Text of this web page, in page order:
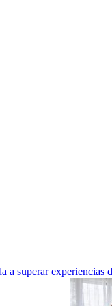
a superar experiencias